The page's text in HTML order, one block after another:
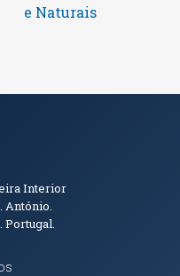
e Naturais
Interior
António.
Portugal.